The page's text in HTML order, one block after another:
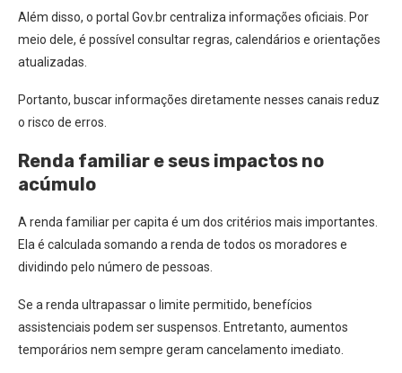
Além disso, o portal Gov.br centraliza informações oficiais. Por
meio dele, é possível consultar regras, calendários e orientações
atualizadas.
Portanto, buscar informações diretamente nesses canais reduz
o risco de erros.
Renda familiar e seus impactos no
acúmulo
A renda familiar per capita é um dos critérios mais importantes.
Ela é calculada somando a renda de todos os moradores e
dividindo pelo número de pessoas.
Se a renda ultrapassar o limite permitido, benefícios
assistenciais podem ser suspensos. Entretanto, aumentos
temporários nem sempre geram cancelamento imediato.